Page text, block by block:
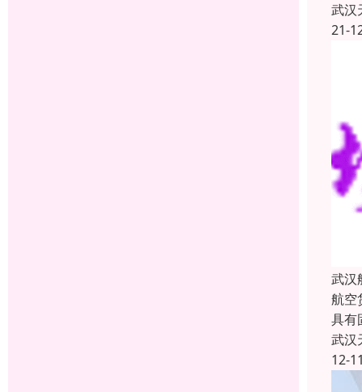
武汉
21-
武汉
航空
具有
武汉
12-